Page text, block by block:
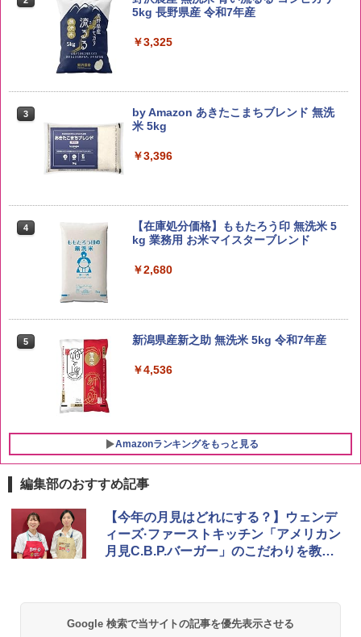
5kg 長野県産 令和7年産
￥3,325
3
by Amazon あきたこまちブレンド 無洗
米 5kg
￥3,396
4
【在庫処分価格】ももたろう印 無洗米 5
kg 業務用 お米マイスターブレンド
￥2,680
5 新潟県産新之助 無洗米 5kg 令和7年産
￥4,536
Amazonランキングをもっと見る
1
ブラックニッカ ニッカ Nikka ウィスキ
ー4000ml ブラックニッカクリア ウヰス
キー 【日本 アサヒ ウィスキー】 大容量
お得 4リットル
1
チキンラーメン どんぶり 85g×12個 日清
食品 インスタント カップ麺
￥1,745
【公式】ブタメン とんこつ味 35g×15個
1
シャープ 過熱水蒸気 オーブンレンジ 23
L 1段調理 ブラック RE-WF232-B シンプ
ル操作 コンパクト 一人暮らし 二人暮ら
し らくチン!（絶対湿度）センサー ノン
編集部のおすすめ記事
【今年の月見はどれにする？】ウェンデ
ィーズ·ファーストキッチン「アメリカン
月見C.B.P.バーガー」のこだわりを教え
Google 検索で当サイトの記事を優先表示させる